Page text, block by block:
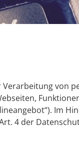
von
Im
4 der